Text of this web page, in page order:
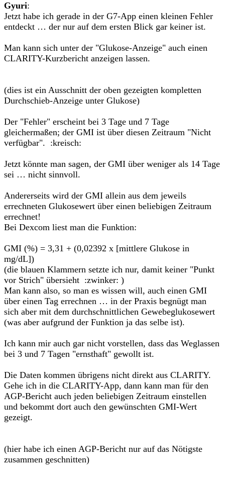
Gyuri:
Jetzt habe ich gerade in der G7-App einen kleinen Fehler
entdeckt … der nur auf dem ersten Blick gar keiner ist.
Man kann sich unter der "Glukose-Anzeige" auch einen
CLARITY-Kurzbericht anzeigen lassen.
(dies ist ein Ausschnitt der oben gezeigten kompletten
Durchschieb-Anzeige unter Glukose)
Der "Fehler" erscheint bei 3 Tage und 7 Tage
gleichermaßen; der GMI ist über diesen Zeitraum "Nicht
verfügbar". :kreisch:
Jetzt könnte man sagen, der GMI über weniger als 14 Tage
sei … nicht sinnvoll.
Andererseits wird der GMI allein aus dem jeweils
errechneten Glukosewert über einen beliebigen Zeitraum
errechnet!
Bei Dexcom liest man die Funktion:
GMI (%) = 3,31 + (0,02392 x [mittlere Glukose in
mg/dL])
(die blauen Klammern setzte ich nur, damit keiner "Punkt
vor Strich" übersieht :zwinker: )
Man kann also, so man es wissen will, auch einen GMI
über einen Tag errechnen … in der Praxis begnügt man
sich aber mit dem durchschnittlichen Gewebeglukosewert
(was aber aufgrund der Funktion ja das selbe ist).
Ich kann mir auch gar nicht vorstellen, dass das Weglassen
bei 3 und 7 Tagen "ernsthaft" gewollt ist.
Die Daten kommen übrigens nicht direkt aus CLARITY.
Gehe ich in die CLARITY-App, dann kann man für den
AGP-Bericht auch jeden beliebigen Zeitraum einstellen
und bekommt dort auch den gewünschten GMI-Wert
gezeigt.
(hier habe ich einen AGP-Bericht nur auf das Nötigste
zusammen geschnitten)